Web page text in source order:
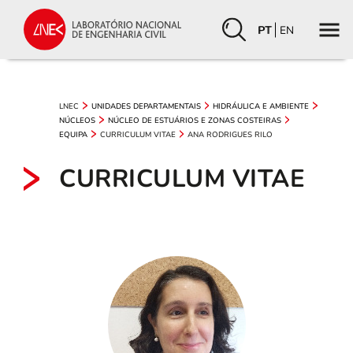
PT EN
LNEC UNIDADES DEPARTAMENTAIS
HIDRÁULICA E AMBIENTE
NÚCLEOS
NÚCLEO DE ESTUÁRIOS E ZONAS COSTEIRAS
EQUIPA
CURRICULUM VITAE ANA RODRIGUES RILO
CURRICULUM VITAE